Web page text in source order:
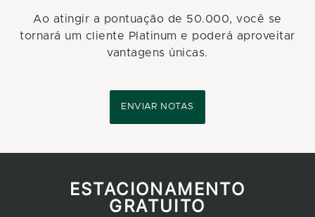
Ao atingir a pontuação de 50.000, você se
tornará um cliente Platinum e poderá aproveitar
vantagens únicas.
ENVIAR NOTAS
ESTACIONAMENTO
GRATUITO